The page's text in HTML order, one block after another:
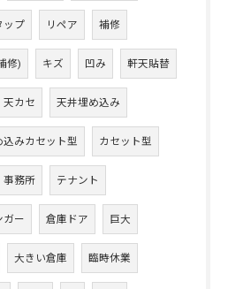
ップ リペア 補修
修) キズ 凹み 軒天貼替
天カセ 天井埋め込み
込みカセット型 カセット型
事務所 テナント
ガー 倉庫ドア 巨大
大きい倉庫 臨時休業